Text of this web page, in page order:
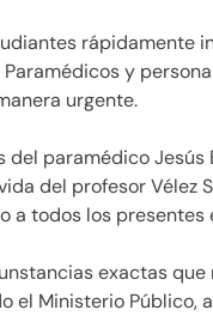
rápidamente
y
urgente.
del paramédico
del profesor Vélez
a todos los presentes
exactas
el Ministerio Público,